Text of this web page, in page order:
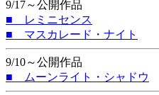
9/17～公開作品
■ レミニセンス
■ マスカレード・ナイト
9/10～公開作品
■ ムーンライト・シャドウ